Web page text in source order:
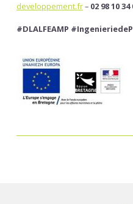
developpement.fr– 02 98 10 34
#DLALFEAMP